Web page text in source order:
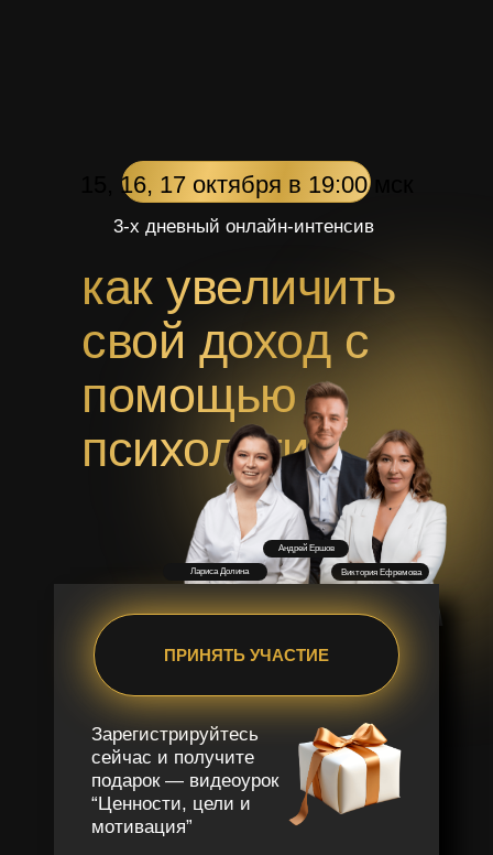
как увеличить
свой доход с
помощью
психологии
15, 16, 17 октября в 19:00 мск
3-х дневный онлайн-интенсив
Зарегистрируйтесь
сейчас и получите
подарок — видеоурок
“Ценности, цели и
мотивация”
Виктория Ефремова
ПРИНЯТЬ УЧАСТИЕ
Лариса Долина
Андрей Ершов